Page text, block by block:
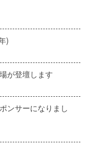
)
が登壇します
ンサーになりまし